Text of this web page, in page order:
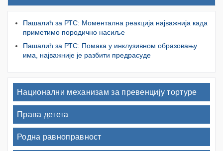
Пашалић за РТС: Моментална реакција најважнија када
приметимо породично насиље
Пашалић за РТС: Помака у инклузивном образовању
има, најважније је разбити предрасуде
Национални механизам за превенцију тортуре
Права детета
Родна равноправност